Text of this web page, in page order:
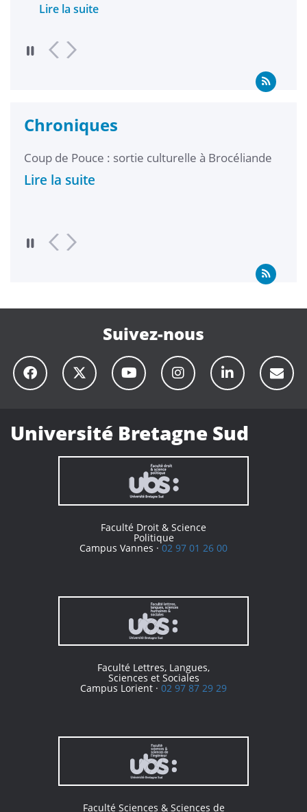
Lire la suite
Chroniques
Coup de Pouce : sortie culturelle à Brocéliande
Lire la suite
Suivez-nous
Université Bretagne Sud
Faculté Droit & Science
Politique
Campus Vannes · 02 97 01 26 00
Faculté Lettres, Langues,
Sciences et Sociales
Campus Lorient · 02 97 87 29 29
Faculté Sciences & Sciences de